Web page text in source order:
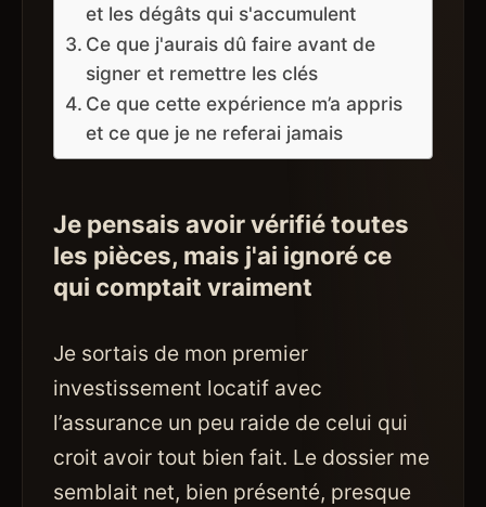
et les dégâts qui s'accumulent
Ce que j'aurais dû faire avant de
signer et remettre les clés
Ce que cette expérience m’a appris
et ce que je ne referai jamais
Je pensais avoir vérifié toutes
les pièces, mais j'ai ignoré ce
qui comptait vraiment
Je sortais de mon premier
investissement locatif avec
l’assurance un peu raide de celui qui
croit avoir tout bien fait. Le dossier me
semblait net, bien présenté, presque